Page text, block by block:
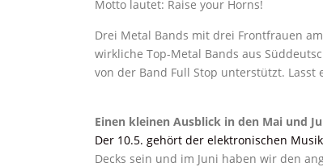
Motto lautet: Raise your Horns!
Drei Metal Bands mit drei Frontfrauen
wirkliche Top-Metal Bands aus
von der Band Full Stop unterstützt.
Einen kleinen Ausblick in den Mai und
Der 10.5. gehört der elektronischen
Decks sein und im Juni haben wir den